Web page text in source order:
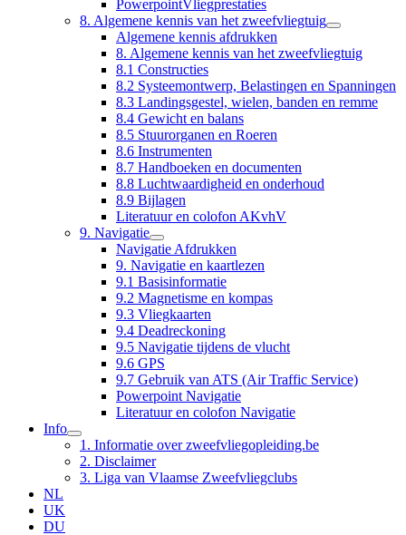
PowerpointVliegprestaties
8. Algemene kennis van het zweefvliegtuig
Algemene kennis afdrukken
8. Algemene kennis van het zweefvliegtuig
8.1 Constructies
8.2 Systeemontwerp, Belastingen en Spanningen
8.3 Landingsgestel, wielen, banden en remme
8.4 Gewicht en balans
8.5 Stuurorganen en Roeren
8.6 Instrumenten
8.7 Handboeken en documenten
8.8 Luchtwaardigheid en onderhoud
8.9 Bijlagen
Literatuur en colofon AKvhV
9. Navigatie
Navigatie Afdrukken
9. Navigatie en kaartlezen
9.1 Basisinformatie
9.2 Magnetisme en kompas
9.3 Vliegkaarten
9.4 Deadreckoning
9.5 Navigatie tijdens de vlucht
9.6 GPS
9.7 Gebruik van ATS (Air Traffic Service)
Powerpoint Navigatie
Literatuur en colofon Navigatie
Info
1. Informatie over zweefvliegopleiding.be
2. Disclaimer
3. Liga van Vlaamse Zweefvliegclubs
NL
UK
DU